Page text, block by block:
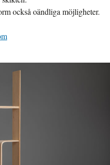
också oändliga möjligheter.